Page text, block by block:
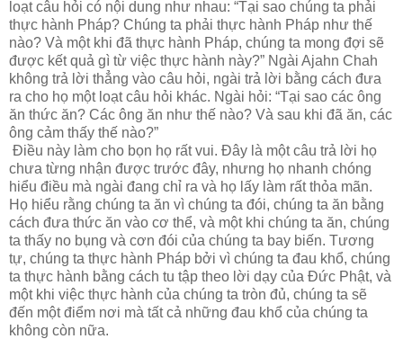
loạt câu hỏi có nội dung như nhau: “Tại sao chúng ta phải
thực hành Pháp? Chúng ta phải thực hành Pháp như thế
nào? Và một khi đã thực hành Pháp, chúng ta mong đợi sẽ
được kết quả gì từ việc thực hành này?” Ngài Ajahn Chah
không trả lời thẳng vào câu hỏi, ngài trả lời bằng cách đưa
ra cho họ một loạt câu hỏi khác. Ngài hỏi: “Tại sao các ông
ăn thức ăn? Các ông ăn như thế nào? Và sau khi đã ăn, các
ông cảm thấy thế nào?”
Điều này làm cho bọn họ rất vui. Đây là một câu trả lời họ
chưa từng nhận được trước đây, nhưng họ nhanh chóng
hiểu điều mà ngài đang chỉ ra và họ lấy làm rất thỏa mãn.
Họ hiểu rằng chúng ta ăn vì chúng ta đói, chúng ta ăn bằng
cách đưa thức ăn vào cơ thể, và một khi chúng ta ăn, chúng
ta thấy no bụng và cơn đói của chúng ta bay biến. Tương
tự, chúng ta thực hành Pháp bởi vì chúng ta đau khổ, chúng
ta thực hành bằng cách tu tập theo lời dạy của Đức Phật, và
một khi việc thực hành của chúng ta tròn đủ, chúng ta sẽ
đến một điểm nơi mà tất cả những đau khổ của chúng ta
không còn nữa.